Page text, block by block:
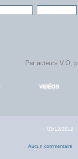
VIDÉOS
03/12/2012
Aucun commentaire